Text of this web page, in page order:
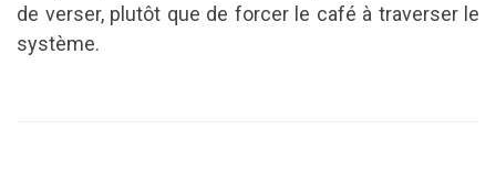
de verser, plutôt que de forcer le café à traverser le
système.